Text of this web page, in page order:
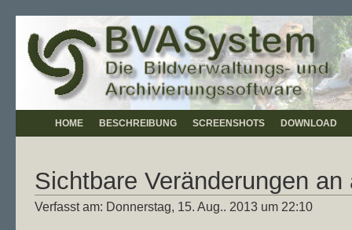
HOME BESCHREIBUNG SCREENSHOTS DOWNLOAD
Sichtbare Veränderungen
Verfasst am: Donnerstag, 15. Aug.. 2013 um 22:10